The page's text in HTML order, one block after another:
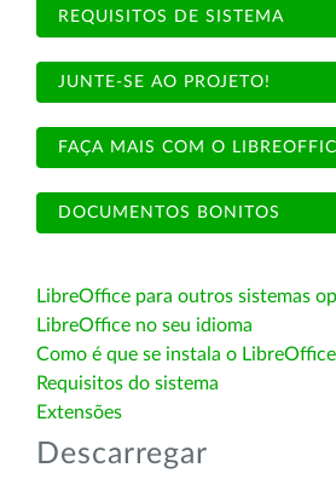
REQUISITOS DE SISTEMA
JUNTE-SE AO PROJETO!
FAÇA MAIS COM O
DOCUMENTOS BONITOS
LibreOffice para outros sistemas
LibreOffice no seu idioma
Como é que se instala o
Requisitos do sistema
Extensões
Descarregar